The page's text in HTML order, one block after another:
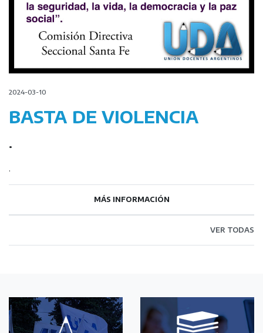
2024-03-10
BASTA DE VIOLENCIA
.
.
MÁS INFORMACIÓN
VER TODAS